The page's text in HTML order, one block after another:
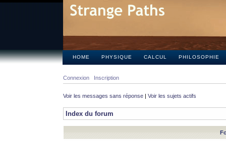
HOME PHYSIQUE CALCUL PHILOSOPHIE
Connexion Inscription
Voir les messages sans réponse | Voir les sujets actifs
Index du forum